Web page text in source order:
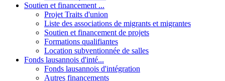
Soutien et financement ...
Projet Traits d'union
Liste des associations de migrants et migrantes
Soutien et financement de projets
Formations qualifiantes
Location subventionnée de salles
Fonds lausannois d'inté...
Fonds lausannois d'intégration
Autres financements